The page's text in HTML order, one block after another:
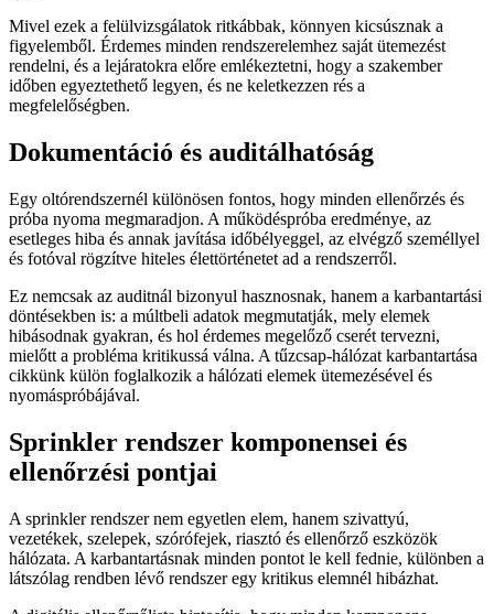
Mivel ezek a felülvizsgálatok ritkábbak, könnyen kicsúsznak a
figyelemből. Érdemes minden rendszerelemhez saját ütemezést
rendelni, és a lejáratokra előre emlékeztetni, hogy a szakember
időben egyeztethető legyen, és ne keletkezzen rés a
megfelelőségben.
Dokumentáció és auditálhatóság
Egy oltórendszernél különösen fontos, hogy minden ellenőrzés és
próba nyoma megmaradjon. A működéspróba eredménye, az
esetleges hiba és annak javítása időbélyeggel, az elvégző személlyel
és fotóval rögzítve hiteles élettörténetet ad a rendszerről.
Ez nemcsak az auditnál bizonyul hasznosnak, hanem a karbantartási
döntésekben is: a múltbeli adatok megmutatják, mely elemek
hibásodnak gyakran, és hol érdemes megelőző cserét tervezni,
mielőtt a probléma kritikussá válna. A tűzcsap-hálózat karbantartása
cikkünk külön foglalkozik a hálózati elemek ütemezésével és
nyomáspróbájával.
Sprinkler rendszer komponensei és
ellenőrzési pontjai
A sprinkler rendszer nem egyetlen elem, hanem szivattyú,
vezetékek, szelepek, szórófejek, riasztó és ellenőrző eszközök
hálózata. A karbantartásnak minden pontot le kell fednie, különben a
látszólag rendben lévő rendszer egy kritikus elemnél hibázhat.